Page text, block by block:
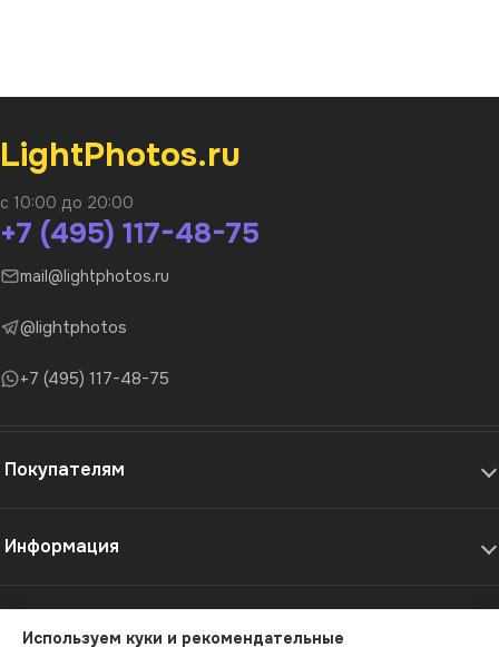
LightPhotos.ru
с 10:00 до 20:00
+7 (495) 117-48-75
mail@lightphotos.ru
@lightphotos
+7 (495) 117-48-75
Покупателям
Информация
Используем куки и рекомендательные